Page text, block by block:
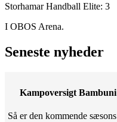
Storhamar Handball Elite: 3
I OBOS Arena.
Seneste nyheder
Kampoversigt
Så er den kommende